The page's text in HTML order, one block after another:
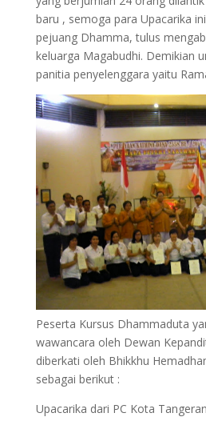
baru , semoga para Upacarika
pejuang Dhamma, tulus
keluarga Magabudhi. Demikian
panitia penyelenggara yaitu
Peserta Kursus Dhammaduta
wawancara oleh Dewan
diberkati oleh Bhikkhu
sebagai berikut :
Upacarika dari PC Kota